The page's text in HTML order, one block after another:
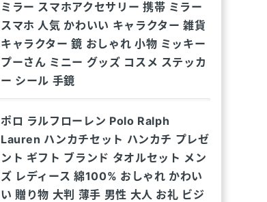
ミラー スマホアクセサリー 携帯 ミラー
スマホ 人気 かわいい キャラクター 雑貨
キャラクター 鏡 おしゃれ 小物 ミッキー
プーさん ミニー グッズ コスメ ステッカ
ー シール 手鏡
ポロ ラルフローレン Polo Ralph
Lauren ハンカチセット ハンカチ プレゼ
ント ギフト ブランド タオルセット メン
ズ レディース 綿100% おしゃれ かわい
い 贈り物 大判 薄手 男性 大人 お礼 ビジ